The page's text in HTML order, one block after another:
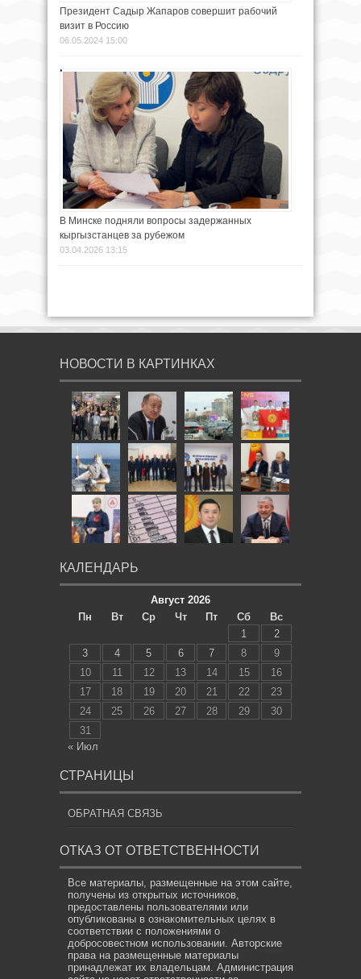
Президент Садыр Жапаров совершит рабочий
визит в Россию
06.05.2024 15:00
В Минске подняли вопросы задержанных
кыргызстанцев за рубежом
03.04.2026 13:15
НОВОСТИ В КАРТИНКАХ
КАЛЕНДАРЬ
Август 2026
Пн
Вт Ср Чт Пт Сб
Вс
1
2
3
4 5 6 7 8
9
10
11 12 13 14 15
16
17
18 19 20 21 22
23
24
25 26 27 28 29
30
31
« Июл
СТРАНИЦЫ
ОБРАТНАЯ СВЯЗЬ
ОТКАЗ ОТ ОТВЕТСТВЕННОСТИ
Все материалы, размещенные на этом сайте,
получены из открытых источников,
предоставлены пользователями или
опубликованы в ознакомительных целях в
соответствии с положениями о
добросовестном использовании. Авторские
права на размещенные материалы
принадлежат их владельцам. Администрация